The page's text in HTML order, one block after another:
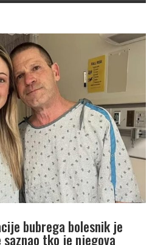
bubrega bolesnik je
tko je njegova